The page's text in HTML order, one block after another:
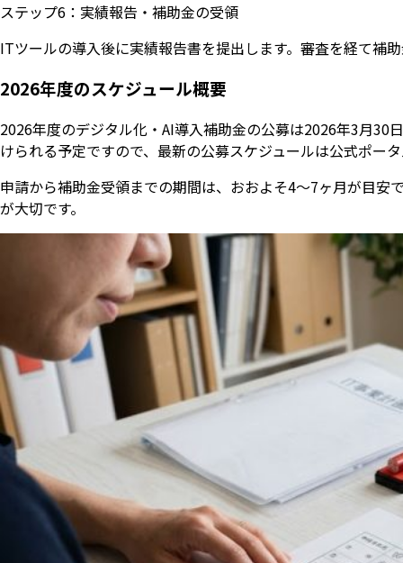
ステップ6：実績報告・補助金の受領
ITツールの導入後に実績報告書を提出します。審査を経て補
2026年度のスケジュール概要
2026年度のデジタル化・AI導入補助金の公募は2026年3月
けられる予定ですので、最新の公募スケジュールは公式ポー
申請から補助金受領までの期間は、おおよそ4〜7ヶ月が目安
が大切です。